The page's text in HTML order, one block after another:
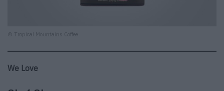
© Tropical Mountains Coffee
We Love